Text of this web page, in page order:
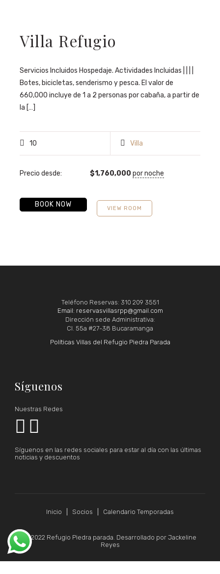
Villa Refugio
Servicios Incluidos Hospedaje. Actividades Incluidas | | | |
Botes, bicicletas, senderismo y pesca. El valor de
660,000 incluye de 1 a 2 personas por cabaña, a partir de
la […]
10 Villa
Precio desde: $1,760,000 por noche
VIEW ROOM
BOOK NOW
Teléfono Reservas: 310 209 3551
Email: reservasvillasrpp@gmail.com
Dirección sede Administrativa:
Cl. 55a #27-38 Bucaramanga
Políticas Villas del Refugio Piedra Parada
Síguenos
Nuestras Redes
 
Síguenos en las redes sociales para estar al día con las últimas
noticias y descuentos
Inicio Socios Calendario Temporadas
© 2022 Refugio Piedra parada. Desarrollado por Jackeline
Reyes